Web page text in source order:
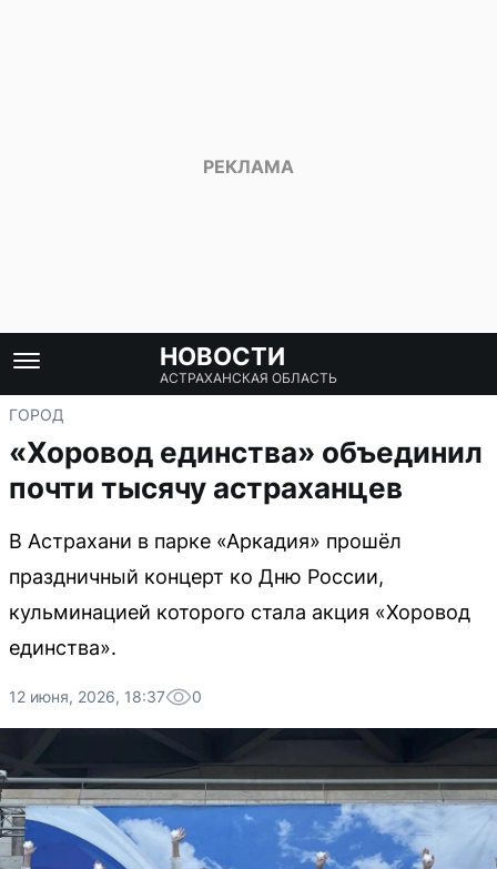
НОВОСТИ
АСТРАХАНСКАЯ ОБЛАСТЬ
ГОРОД
«Хоровод единства» объединил
почти тысячу астраханцев
В Астрахани в парке «Аркадия» прошёл
праздничный концерт ко Дню России,
кульминацией которого стала акция «Хоровод
единства».
12 июня, 2026, 18:37 0